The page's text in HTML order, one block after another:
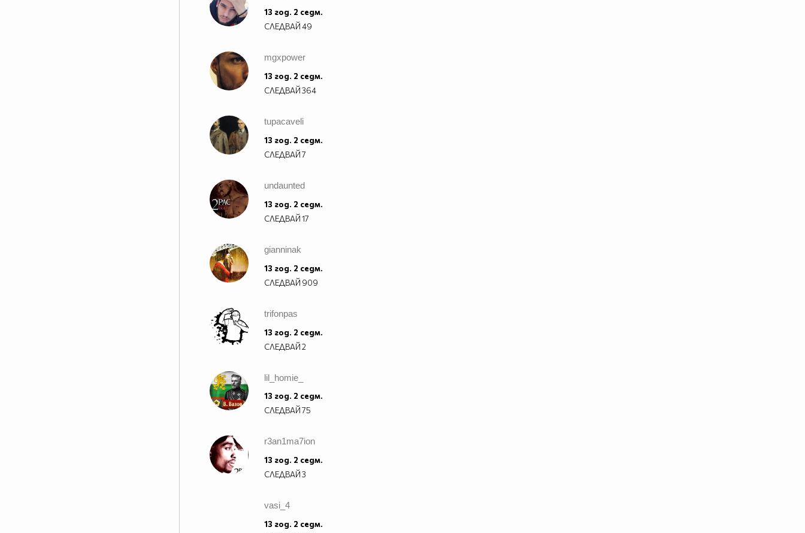
13 год. 2 седм.
СЛЕДВАЙ49
mgxpower
13 год. 2 седм.
СЛЕДВАЙ364
tupacaveli
13 год. 2 седм.
СЛЕДВАЙ7
undaunted
13 год. 2 седм.
СЛЕДВАЙ17
gianninak
13 год. 2 седм.
СЛЕДВАЙ 909
trifonpas
13 год. 2 седм.
СЛЕДВАЙ2
lil_homie_
13 год. 2 седм.
СЛЕДВАЙ75
r3an1ma7ion
13 год. 2 седм.
СЛЕДВАЙ3
vasi_4
13 год. 2 седм.